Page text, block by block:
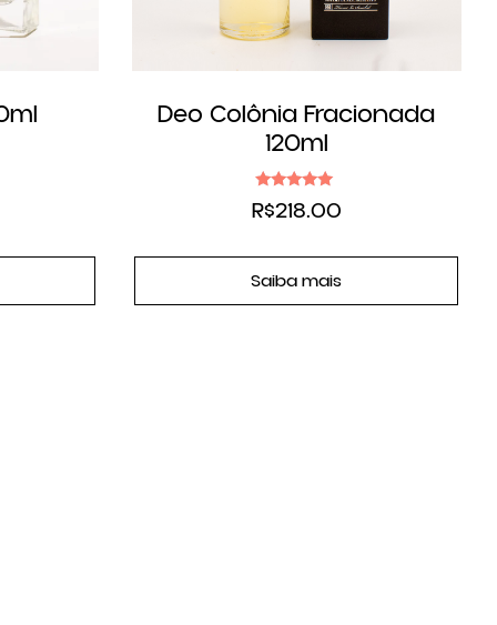
Deo Colônia Fracionada
120ml
Avaliação
5.00
R$218.00
Saiba mais